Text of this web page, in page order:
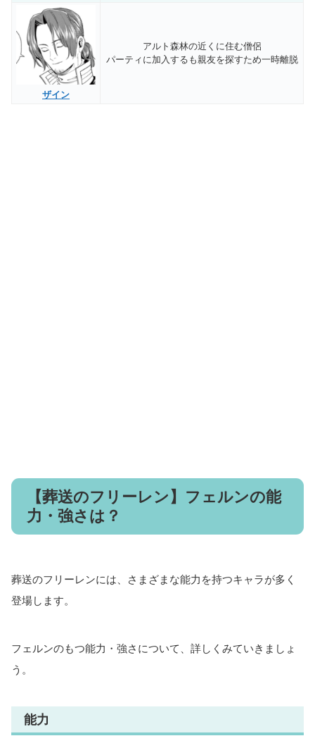
ザイン
アルト森林の近くに住む僧侶
パーティに加入するも親友を探すため一時離脱
【葬送のフリーレン】フェルンの能
力・強さは？
葬送のフリーレンには、さまざまな能力を持つキャラが多く
登場します。
フェルンのもつ能力・強さについて、詳しくみていきましょ
う。
能力